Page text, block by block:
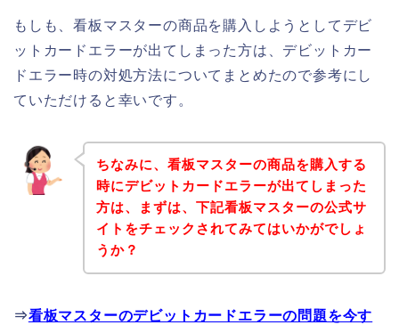
もしも、看板マスターの商品を購入しようとしてデビ
ットカードエラーが出てしまった方は、デビットカー
ドエラー時の対処方法についてまとめたので参考にし
ていただけると幸いです。
ちなみに、看板マスターの商品を購入する
時にデビットカードエラーが出てしまった
方は、まずは、下記看板マスターの公式サ
イトをチェックされてみてはいかがでしょ
うか？
⇒看板マスターのデビットカードエラーの問題を今す